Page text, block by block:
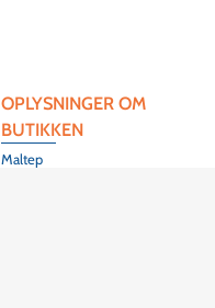
OPLYSNINGER OM
BUTIKKEN
Maltep